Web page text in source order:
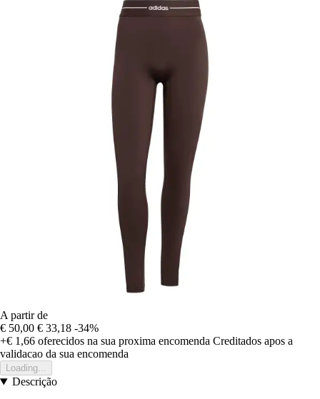
A partir de
€ 50,00 € 33,18 -34%
+€ 1,66 oferecidos na sua proxima encomenda Creditados apos a
validacao da sua encomenda
Loading...
Descrição